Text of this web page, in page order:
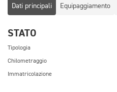
Dati principali Equipaggiamento
STATO
Tipologia
Chilometraggio
Immatricolazione